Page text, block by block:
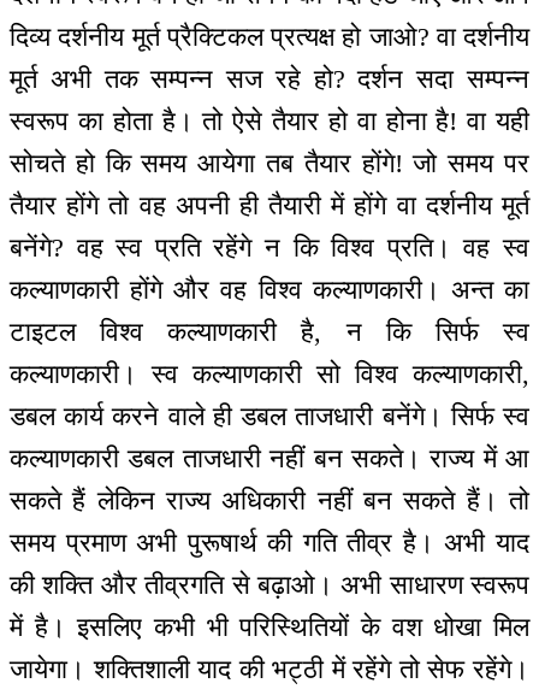
दिव्य दर्शनीय मूर्त प्रैक्टिकल प्रत्यक्ष हो जाओ? वा दर्शनीय
मूर्त अभी तक सम्पन्न सज रहे हो? दर्शन सदा सम्पन्न
स्वरूप का होता है। तो ऐसे तैयार हो वा होना है! वा यही
सोचते हो कि समय आयेगा तब तैयार होंगे! जो समय पर
तैयार होंगे तो वह अपनी ही तैयारी में होंगे वा दर्शनीय मूर्त
बनेंगे? वह स्व प्रति रहेंगे न कि विश्व प्रति। वह स्व
कल्याणकारी होंगे और वह विश्व कल्याणकारी। अन्त का
टाइटल विश्व कल्याणकारी है, न कि सिर्फ स्व
कल्याणकारी। स्व कल्याणकारी सो विश्व कल्याणकारी,
डबल कार्य करने वाले ही डबल ताजधारी बनेंगे। सिर्फ स्व
कल्याणकारी डबल ताजधारी नहीं बन सकते। राज्य में आ
सकते हैं लेकिन राज्य अधिकारी नहीं बन सकते हैं। तो
समय प्रमाण अभी पुरूषार्थ की गति तीव्र है। अभी याद
की शक्ति और तीव्रगति से बढ़ाओ। अभी साधारण स्वरूप
में है। इसलिए कभी भी परिस्थितियों के वश धोखा मिल
जायेगा। शक्तिशाली याद की भट्ठी में रहेंगे तो सेफ रहेंगे।